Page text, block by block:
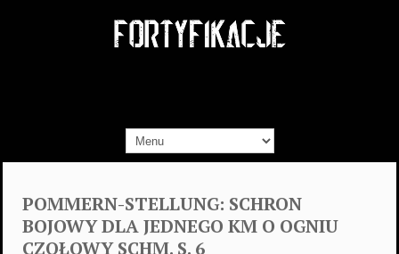
POMMERN-STELLUNG: SCHRON
BOJOWY DLA JEDNEGO KM O OGNIU
CZOŁOWY SCHM. S. 6